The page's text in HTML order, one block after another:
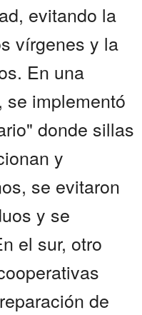
evitando la
vírgenes y la
En una
se implementó
donde sillas
y
se evitaron
y se
el sur, otro
de